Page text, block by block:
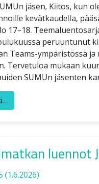
jäsen, Kiitos, kun
kevätkaudella,
17–18.
peruuntunut
Teams-ympäristössä
Tervetuloa mukaan
SUMUn jäsenten
luennot
(1.6.2026)